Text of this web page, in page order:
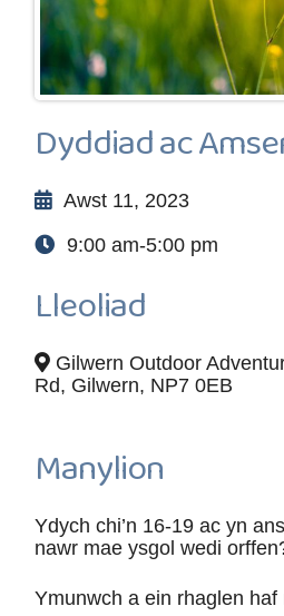
Dyddiad ac
Awst 11, 2023
9:00 am-5:00 pm
Lleoliad
Gilwern Outdoor
Rd, Gilwern, NP7 0EB
Manylion
Ydych chi’n 16-19 ac yn
nawr mae ysgol wedi
Ymunwch a ein rhaglen haf